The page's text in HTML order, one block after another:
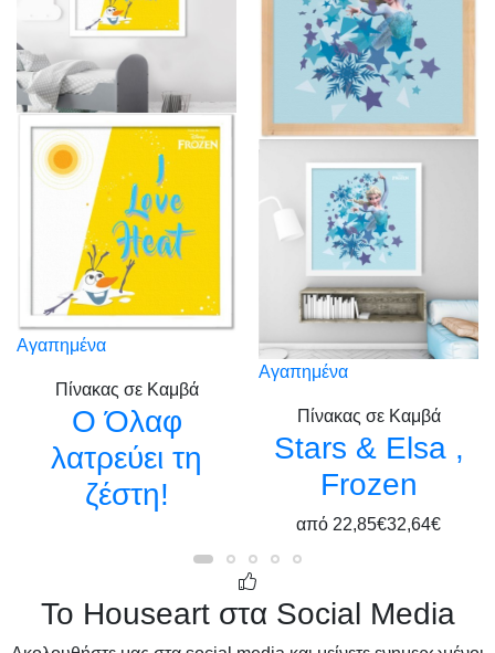
Αγαπημένα
Πίνακας σε Καμβά
Ο Όλαφ
λατρεύει τη
ζέστη!
Αγαπημένα
Πίνακας σε Καμβά
Stars & Elsa ,
Frozen
από 22,85€32,64€
Το Houseart στα Social Media